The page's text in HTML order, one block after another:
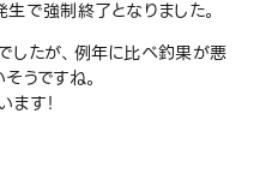
で強制終了となりました。
したが、例年に比べ釣果が悪
うですね。
す！